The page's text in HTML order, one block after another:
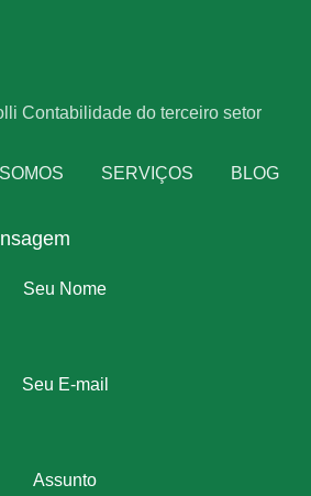
SERVIÇOS BLOG
Seu Nome
Seu E-mail
Assunto